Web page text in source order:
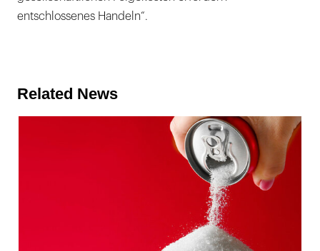
entschlossenes Handeln“.
Related News